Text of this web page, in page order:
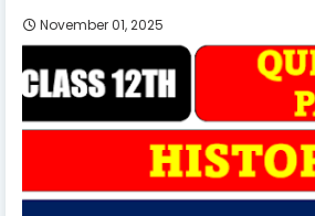
November 01, 2025